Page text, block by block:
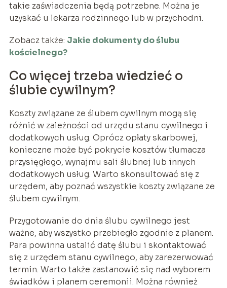
takie zaświadczenia będą potrzebne. Można je
uzyskać u lekarza rodzinnego lub w przychodni.
Zobacz także: Jakie dokumenty do ślubu
kościelnego?
Co więcej trzeba wiedzieć o
ślubie cywilnym?
Koszty związane ze ślubem cywilnym mogą się
różnić w zależności od urzędu stanu cywilnego i
dodatkowych usług. Oprócz opłaty skarbowej,
konieczne może być pokrycie kosztów tłumacza
przysięgłego, wynajmu sali ślubnej lub innych
dodatkowych usług. Warto skonsultować się z
urzędem, aby poznać wszystkie koszty związane ze
ślubem cywilnym.
Przygotowanie do dnia ślubu cywilnego jest
ważne, aby wszystko przebiegło zgodnie z planem.
Para powinna ustalić datę ślubu i skontaktować
się z urzędem stanu cywilnego, aby zarezerwować
termin. Warto także zastanowić się nad wyborem
świadków i planem ceremonii. Można również